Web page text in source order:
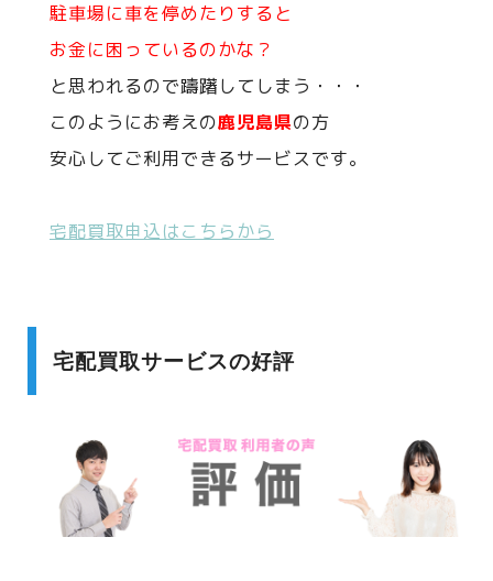
駐車場に車を停めたりすると
お金に困っているのかな？
と思われるので躊躇してしまう・・・
このようにお考えの鹿児島県の方
安心してご利用できるサービスです。
宅配買取申込はこちらから
宅配買取サービスの好評